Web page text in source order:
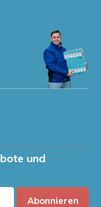
und
Abonnieren